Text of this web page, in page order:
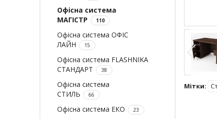
Офісна система
МАГІСТР
110
Офісна система ОФІС
ЛАЙН
15
Офісна система FLASHNIKA
СТАНДАРТ
38
Офісна система
СТИЛЬ
66
Офісна система ЕКО 23
Мітки: